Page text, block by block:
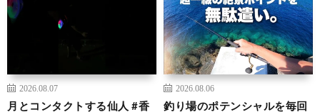
2026.08.07
月とコンタクトする仙人 #香
2026.08.06
釣り場のポテンシャルを毎回